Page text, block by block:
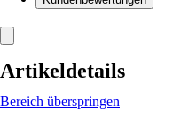
Artikeldetails
Bereich überspringen